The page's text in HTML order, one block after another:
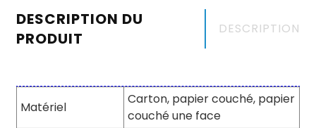
DESCRIPTION DU
PRODUIT
DESCRIPTION
Matériel
Carton, papier couché, papier
couché une face